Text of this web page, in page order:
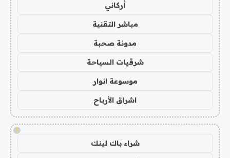
أركاني
مباشر التقنية
مدونة صحبة
شرقيات السياحة
موسوعة انوار
اشراق الأرباح
!
شراء باك لينك